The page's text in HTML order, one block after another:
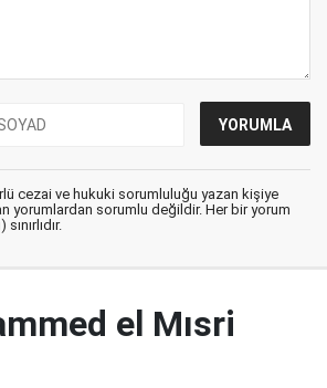
cezai ve hukuki sorumluluğu yazan kişiye
yorumlardan sorumlu değildir. Her bir yorum
el Mısri